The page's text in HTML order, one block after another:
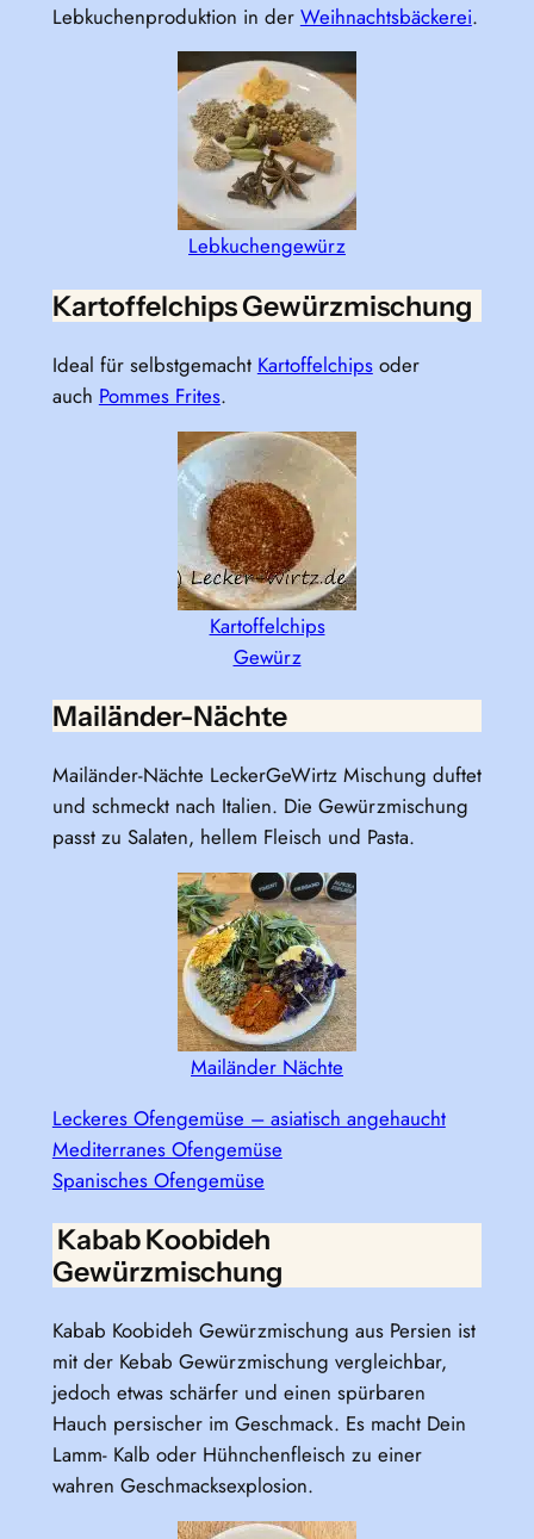
Lebkuchenproduktion in der Weihnachtsbäckerei.
Lebkuchengewürz
Kartoffelchips Gewürzmischung
Ideal für selbstgemacht Kartoffelchipsoder
auch Pommes Frites.
Kartoffelchips
Gewürz
Mailänder-Nächte
Mailänder-Nächte LeckerGeWirtz Mischung duftet
und schmeckt nach Italien. Die Gewürzmischung
passt zu Salaten, hellem Fleisch und Pasta.
Mailänder Nächte
Leckeres Ofengemüse – asiatisch angehaucht
Mediterranes Ofengemüse
Spanisches Ofengemüse
Kabab Koobideh
Gewürzmischung
Kabab Koobideh Gewürzmischung aus Persien ist
mit der Kebab Gewürzmischung vergleichbar,
jedoch etwas schärfer und einen spürbaren
Hauch persischer im Geschmack. Es macht Dein
Lamm- Kalb oder Hühnchenfleisch zu einer
wahren Geschmacksexplosion.